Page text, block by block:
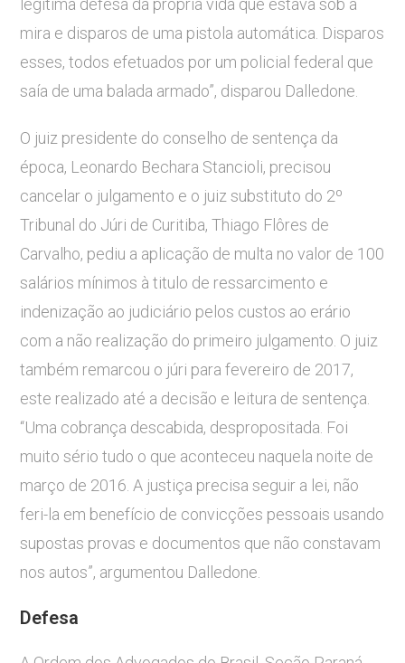
legítima defesa da própria vida que estava sob a
mira e disparos de uma pistola automática. Disparos
esses, todos efetuados por um policial federal que
saía de uma balada armado”, disparou Dalledone.
O juiz presidente do conselho de sentença da
época, Leonardo Bechara Stancioli, precisou
cancelar o julgamento e o juiz substituto do 2º
Tribunal do Júri de Curitiba, Thiago Flôres de
Carvalho, pediu a aplicação de multa no valor de 100
salários mínimos à titulo de ressarcimento e
indenização ao judiciário pelos custos ao erário
com a não realização do primeiro julgamento. O juiz
também remarcou o júri para fevereiro de 2017,
este realizado até a decisão e leitura de sentença.
“Uma cobrança descabida, despropositada. Foi
muito sério tudo o que aconteceu naquela noite de
março de 2016. A justiça precisa seguir a lei, não
feri-la em benefício de convicções pessoais usando
supostas provas e documentos que não constavam
nos autos”, argumentou Dalledone.
Defesa